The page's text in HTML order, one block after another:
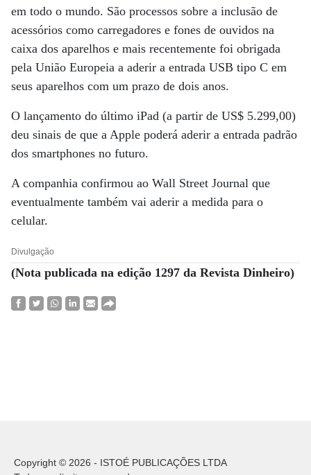
em todo o mundo. São processos sobre a inclusão de
acessórios como carregadores e fones de ouvidos na
caixa dos aparelhos e mais recentemente foi obrigada
pela União Europeia a aderir a entrada USB tipo C em
seus aparelhos com um prazo de dois anos.
O lançamento do último iPad (a partir de US$ 5.299,00)
deu sinais de que a Apple poderá aderir a entrada padrão
dos smartphones no futuro.
A companhia confirmou ao Wall Street Journal que
eventualmente também vai aderir a medida para o
celular.
Divulgação
(Nota publicada na edição 1297 da Revista Dinheiro)
Copyright © 2026 - ISTOÉ PUBLICAÇÕES LTDA